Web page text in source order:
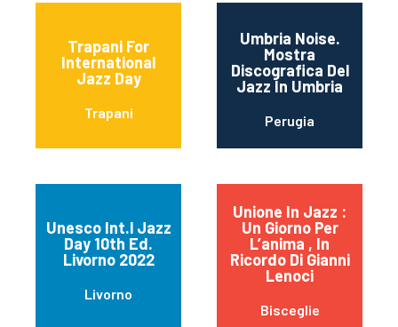
Trapani For
International
Jazz Day
Trapani
Umbria Noise.
Mostra
Discografica Del
Jazz In Umbria
Perugia
Unesco Int.l Jazz
Day 10th Ed.
Livorno 2022
Livorno
Unione In Jazz :
Un Giorno Per
L’anima , In
Ricordo Di Gianni
Lenoci
Bisceglie